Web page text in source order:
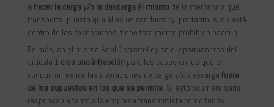
a hacer la carga y/o la descarga él mismo de la mercancía que
transporta, puesto que él es un conductor y, por tanto, si no está
dentro de las excepciones, tiene totalmente prohibido hacerlo.
Es más, en el mismo Real Decreto-Ley en el apartado tres del
artículo 1 crea una infracción para los casos en los que el
conductor realice las operaciones de carga y/o descarga fuera
de los supuestos en los que se permite. Si esto ocurriera sería
responsable tanto a la empresa transportista como todos